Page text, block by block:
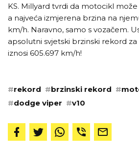
KS. Millyard tvrdi da motocikl
a najveća izmjerena brzina na
km/h. Naravno, samo s vozačem.
apsolutni svjetski brzinski rekord
iznosi 605.697 km/h!
#rekord #brzinski rekord #
#dodge viper #v10